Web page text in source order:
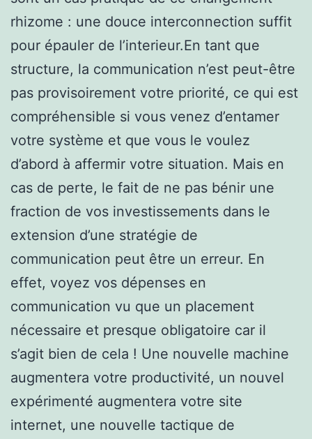
rhizome : une douce interconnection suffit
pour épauler de l’interieur.En tant que
structure, la communication n’est peut-être
pas provisoirement votre priorité, ce qui est
compréhensible si vous venez d’entamer
votre système et que vous le voulez
d’abord à affermir votre situation. Mais en
cas de perte, le fait de ne pas bénir une
fraction de vos investissements dans le
extension d’une stratégie de
communication peut être un erreur. En
effet, voyez vos dépenses en
communication vu que un placement
nécessaire et presque obligatoire car il
s’agit bien de cela ! Une nouvelle machine
augmentera votre productivité, un nouvel
expérimenté augmentera votre site
internet, une nouvelle tactique de